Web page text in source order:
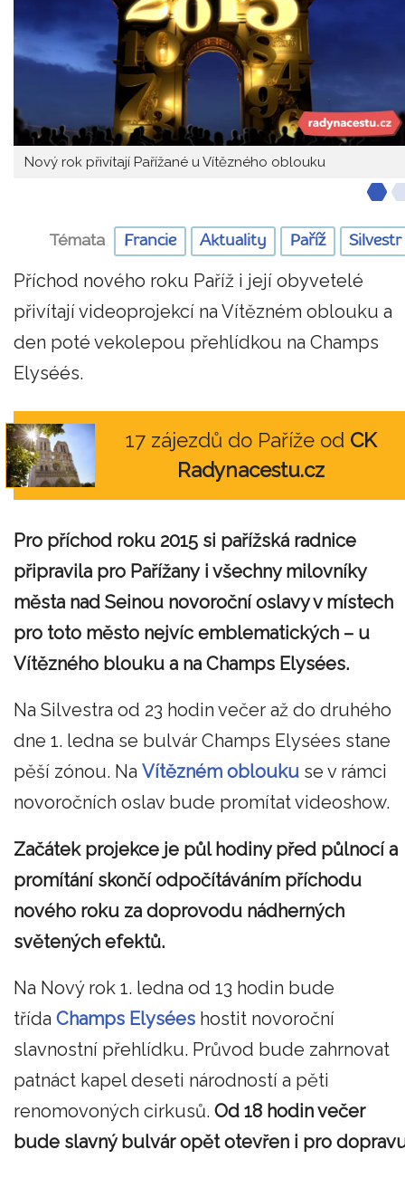
Nový rok přivítají Pařížané u Vítězného oblouku
Témata Francie Aktuality Paříž Silvestr
Příchod nového roku Paříž i její obyvetelé
přivítají videoprojekcí na Vítězném oblouku a
den poté vekolepou přehlídkou na Champs
Elyséés.
17 zájezdů do Paříže od CK
Radynacestu.cz
Pro příchod roku 2015 si pařížská radnice
připravila pro Pařížany i všechny milovníky
města nad Seinou novoroční oslavy v místech
pro toto město nejvíc emblematických – u
Vítězného blouku a na Champs Elysées.
Na Silvestra od 23 hodin večer až do druhého
dne 1. ledna se bulvár Champs Elysées stane
pěší zónou. Na Vítězném oblouku se v rámci
novoročních oslav bude promítat videoshow.
Začátek projekce je půl hodiny před půlnocí a
promítání skončí odpočítáváním příchodu
nového roku za doprovodu nádherných
světených efektů.
Na Nový rok 1. ledna od 13 hodin bude
třída Champs Elysées hostit novoroční
slavnostní přehlídku. Průvod bude zahrnovat
patnáct kapel deseti národností a pěti
renomovoných cirkusů. Od 18 hodin večer
bude slavný bulvár opět otevřen i pro